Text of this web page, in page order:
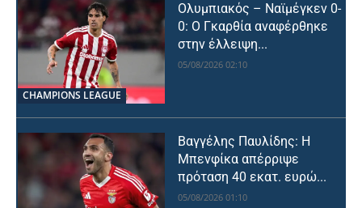
CHAMPIONS LEAGUE
Ολυμπιακός – Ναϊμέγκεν 0-
0: Ο Γκαρθία αναφέρθηκε
στην έλλειψη...
05/08/2026 02:10
Βαγγέλης Παυλίδης: Η
Μπενφίκα απέρριψε
πρόταση 40 εκατ. ευρώ...
05/08/2026 01:10